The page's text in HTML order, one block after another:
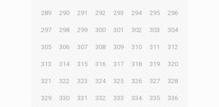
289 290 291 292 293 294 295 296
297 298 299 300 301 302 303 304
305 306 307 308 309 310 311 312
313 314 315 316 317 318 319 320
321 322 323 324 325 326 327 328
329 330 331 332 333 334 335 336